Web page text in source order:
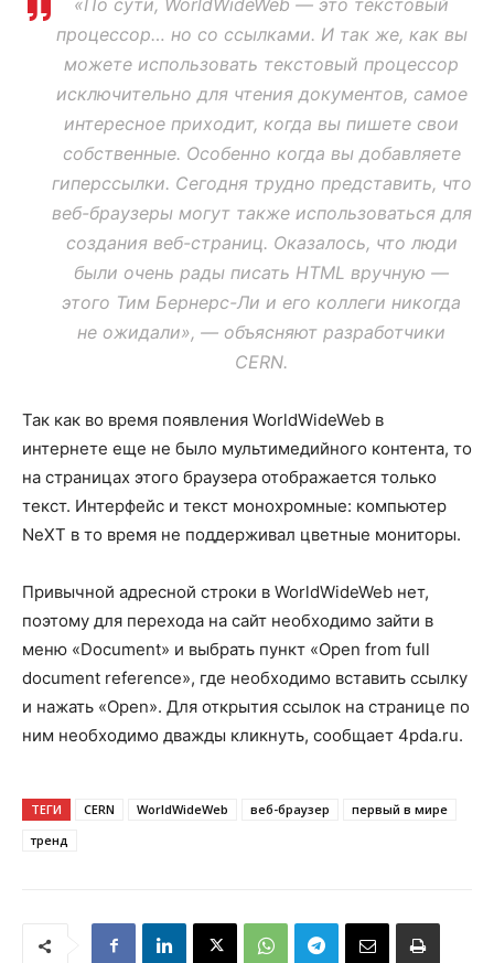
«По сути, WorldWideWeb — это текстовый
процессор… но со ссылками. И так же, как вы
можете использовать текстовый процессор
исключительно для чтения документов, самое
интересное приходит, когда вы пишете свои
собственные. Особенно когда вы добавляете
гиперссылки. Сегодня трудно представить, что
веб-браузеры могут также использоваться для
создания веб-страниц. Оказалось, что люди
были очень рады писать HTML вручную —
этого Тим Бернерс-Ли и его коллеги никогда
не ожидали», — объясняют разработчики
CERN.
Так как во время появления WorldWideWeb в
интернете еще не было мультимедийного контента, то
на страницах этого браузера отображается только
текст. Интерфейс и текст монохромные: компьютер
NeXT в то время не поддерживал цветные мониторы.
Привычной адресной строки в WorldWideWeb нет,
поэтому для перехода на сайт необходимо зайти в
меню «Document» и выбрать пункт «Open from full
document reference», где необходимо вставить ссылку
и нажать «Open». Для открытия ссылок на странице по
ним необходимо дважды кликнуть, сообщает 4pda.ru.
ТЕГИ CERN WorldWideWeb веб-браузер
первый в мире
тренд